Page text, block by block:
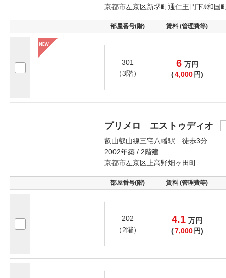
京都市左京区新堺町通仁王門下ﾙ和国
部屋番号(階) 賃料 (管理費等)
301
（3階）
6 万円
(4,000 円)
プリメロ エストゥディオ
叡山叡山線三宅八幡駅 徒歩3分
2002年築 / 2階建
京都市左京区上高野畑ヶ田町
部屋番号(階) 賃料 (管理費等)
202
（2階）
4.1 万円
(7,000 円)